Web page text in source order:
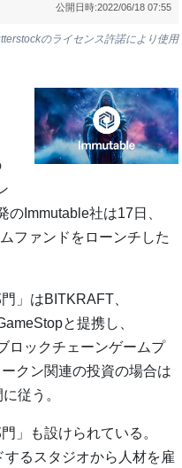
公開日時:2022/06/18 07:55
のライセンス許諾により使用
のImmutable社は17日、
ファンドをローンチした
」はBITKRAFT、
と提携し、
ロックチェーンゲームプ
クン関連の投資の場合は
従う。
」も設けられている。
るスタジオから人材を雇